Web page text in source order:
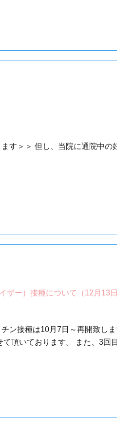
す＞＞ 但し、当院に通院中の
ザー）接種について（12月13日
ン接種は10月7日～再開致し
頂いております。 また、3回